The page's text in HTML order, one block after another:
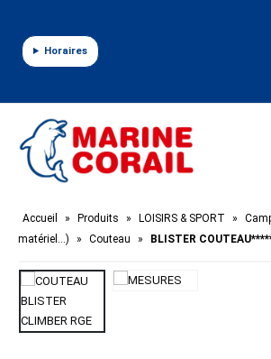
Horaires
Accueil » Produits » LOISIRS & SPORT »
matériel…)
» Couteau » BLISTER